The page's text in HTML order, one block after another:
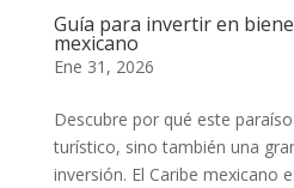
Guía para invertir en
mexicano
Ene 31, 2026
Descubre por qué este
turístico, sino también una
inversión. El Caribe mexicano